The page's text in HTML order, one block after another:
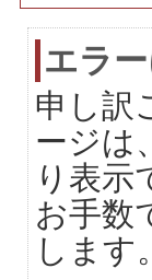
エラ
申し訳
ージは
り表示
お手数
します。